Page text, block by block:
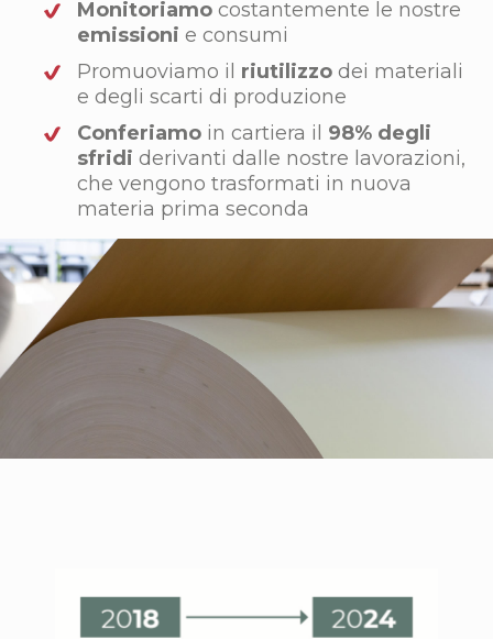
Monitoriamo costantemente le nostre
emissioni e consumi
Promuoviamo il riutilizzo dei materiali
e degli scarti di produzione
Conferiamo in cartiera il 98% degli
sfridi derivanti dalle nostre lavorazioni,
che vengono trasformati in nuova
materia prima seconda